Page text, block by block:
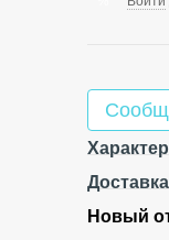
Доставка
Новый